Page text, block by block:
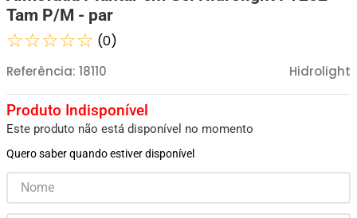
Tam P/M - par
☆☆☆☆☆ (0)
Hidrolight
Referência: 18110
Este produto não está disponível no momento
Quero saber quando estiver disponível
2 Fralda Geriatrica
3º Littmann
4 º Luva Latex
5º Absorvente Geriatrico
Estetoscopio Littmann
7 º Aparelho Pressão
8º Gaze Esteril
9º Curativo